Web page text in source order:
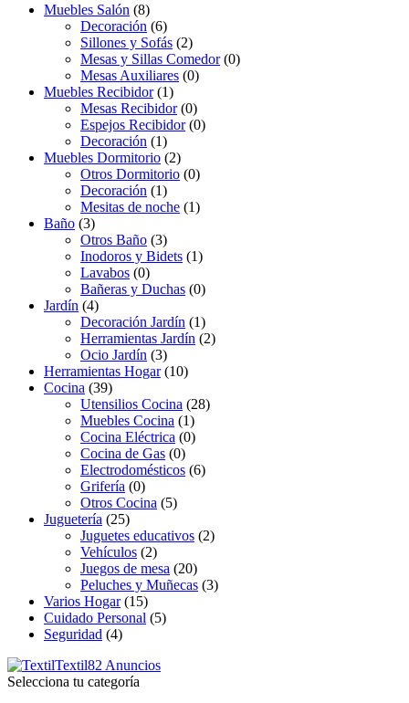
Muebles Salón (8)
Decoración (6)
Sillones y Sofás (2)
Mesas y Sillas Comedor(0)
Mesas Auxiliares (0)
Muebles Recibidor(1)
Mesas Recibidor(0)
Espejos Recibidor(0)
Decoración (1)
Muebles Dormitorio (2)
Otros Dormitorio (0)
Decoración (1)
Mesitas de noche (1)
Baño (3)
Otros Baño (3)
Inodoros y Bidets (1)
Lavabos (0)
Bañeras y Duchas (0)
Jardín (4)
Decoración Jardín (1)
Herramientas Jardín (2)
Ocio Jardín (3)
Herramientas Hogar(10)
Cocina (39)
Utensilios Cocina (28)
Muebles Cocina (1)
Cocina Eléctrica (0)
Cocina de Gas (0)
Electrodomésticos (6)
Grifería (0)
Otros Cocina (5)
Juguetería (25)
Juguetes educativos (2)
Vehículos (2)
Juegos de mesa (20)
Peluches y Muñecas (3)
Varios Hogar(15)
Cuidado Personal (5)
Seguridad (4)
Textil82 Anuncios
Selecciona tu categoría